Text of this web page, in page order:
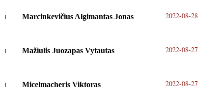
Marcinkevičius Algimantas Jonas 2022-08-28
Mažiulis Juozapas Vytautas 2022-08-27
Micelmacheris Viktoras 2022-08-27